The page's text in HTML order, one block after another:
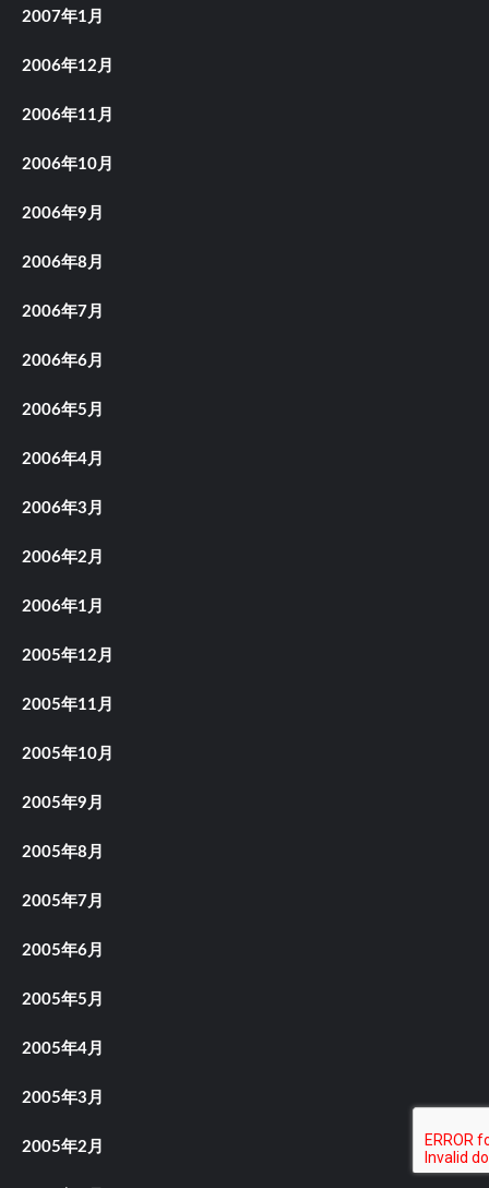
2007年1月
2006年12月
2006年11月
2006年10月
2006年9月
2006年8月
2006年7月
2006年6月
2006年5月
2006年4月
2006年3月
2006年2月
2006年1月
2005年12月
2005年11月
2005年10月
2005年9月
2005年8月
2005年7月
2005年6月
2005年5月
2005年4月
2005年3月
2005年2月